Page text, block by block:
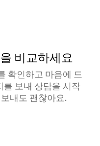
비교하세요
확인하고 마음에 드
를 보내 상담을 시작
내도 괜찮아요.